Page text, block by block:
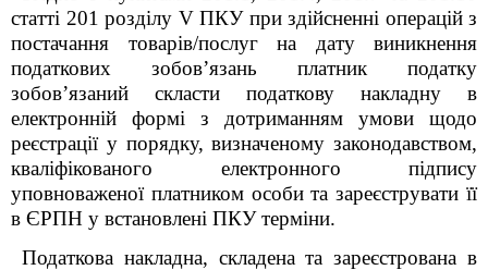
статті 201 розділу V ПКУ при здійсненні операцій з
постачання товарів/послуг на дату виникнення
податкових зобов’язань платник податку
зобов’язаний скласти податкову накладну в
електронній формі з дотриманням умови щодо
реєстрації у порядку, визначеному законодавством,
кваліфікованого електронного підпису
уповноваженої платником особи та зареєструвати її
в ЄРПН у встановлені ПКУ терміни.
Податкова накладна, складена та зареєстрована в